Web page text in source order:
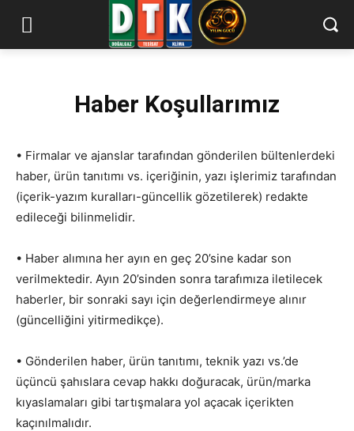
Haber Koşullarımız
• Firmalar ve ajanslar tarafından gönderilen bültenlerdeki
haber, ürün tanıtımı vs. içeriğinin, yazı işlerimiz tarafından
(içerik-yazım kuralları-güncellik gözetilerek) redakte
edileceği bilinmelidir.
• Haber alımına her ayın en geç 20’sine kadar son
verilmektedir. Ayın 20’sinden sonra tarafımıza iletilecek
haberler, bir sonraki sayı için değerlendirmeye alınır
(güncelliğini yitirmedikçe).
• Gönderilen haber, ürün tanıtımı, teknik yazı vs.’de
üçüncü şahıslara cevap hakkı doğuracak, ürün/marka
kıyaslamaları gibi tartışmalara yol açacak içerikten
kaçınılmalıdır.